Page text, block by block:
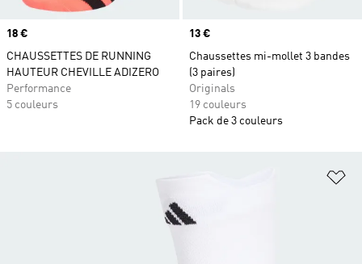
Prix
18 €
CHAUSSETTES DE RUNNING
HAUTEUR CHEVILLE ADIZERO
Performance
5 couleurs
Prix
13 €
Chaussettes mi-mollet 3 bandes
(3 paires)
Originals
19 couleurs
Pack de 3 couleurs